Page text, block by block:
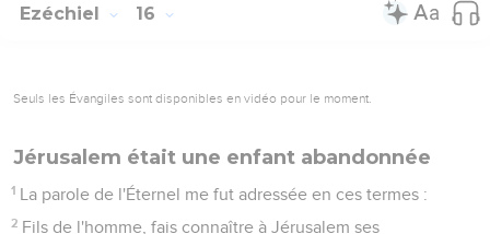
Ezéchiel 16
Seuls les Évangiles sont disponibles en vidéo pour le moment.
Jérusalem était une enfant abandonnée
1 La parole de l'Éternel me fut adressée en ces termes :
2 Fils de l'homme, fais connaître à Jérusalem ses